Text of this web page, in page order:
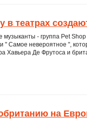
в театрах
музыканты - группа Pet
" Самое невероятное ",
Хавьера Де Фрутоса и
на